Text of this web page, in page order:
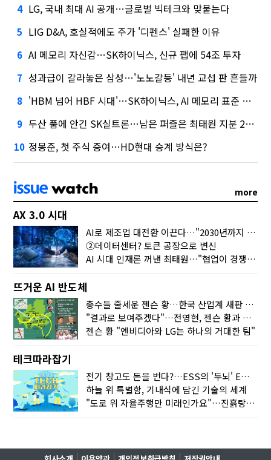
4 LG, 국내 최대 AI 공개…글로벌 빅테크와 맞붙는다
5 LIG D&A, 호실적에도 주가 '디펜스' 실패한 이유
6 AI 메모리 자신감…SK하이닉스, 신규 팹에 54조 투자
7 성과급이 갈라놓은 삼성…'노노갈등' 내년 교섭 판 흔들까
8 'HBM 넘어 HBF 시대'…SK하이닉스, AI 메모리 표준 선점 나섰다
9 두산 품에 안긴 SK실트론…남은 퍼즐은 최태원 지분 29.4%
10 정몽준, 첫 주식 증여…HD현대 승계 방식은?
more
AX 3.0 시대
AI로 제조업 대전환 이끈다…"2030년까지 민관합동 20조 투자"
②데이터센터? 토큰 공장으로 변신
AI 시대 인재론 꺼낸 최태원…"협업이 경쟁력"
뜨거운 AI 반도체
총수들 줄세운 젠슨 황…한국 산업계 새판 짰다
"결과로 보여주겠다"…전영현, 젠슨 황과 HBM5 논의
젠슨 황 "엔비디아와 LG는 하나의 거대한 팀"
테크따라잡기
전기 창고도 돈을 번다?…ESS의 '두뇌' EMO가 뭐길래
하늘 위 특별함, 기내식에 담긴 기술의 세계
"도로 위 자율주행만 미래인가요"…진흙탕서 길 내는 HD현대 AI 기술